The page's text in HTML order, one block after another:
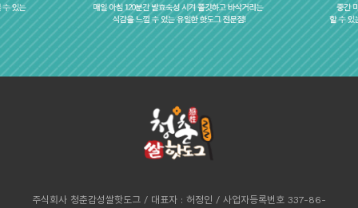
주식회사 청춘감성쌀핫도그 / 대표자 : 허정인 / 사업자등록번호 337-86-